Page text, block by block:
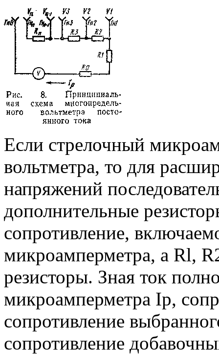
Если стрелочный
вольтметра, то для
напряжений
дополнительные
сопротивление,
микроамперметра, a Rl,
резисторы. Зная ток
микроамперметра Iр,
сопротивление
сопротивление